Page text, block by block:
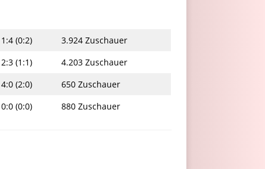
1:4 (0:2)
3.924 Zuschauer
2:3 (1:1)
4.203 Zuschauer
4:0 (2:0)
650 Zuschauer
0:0 (0:0) 880 Zuschauer